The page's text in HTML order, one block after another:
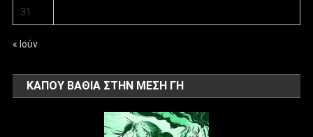
31
« Ιούν
ΚΑΠΟΥ ΒΑΘΙΑ ΣΤΗΝ ΜΕΣΗ ΓΗ